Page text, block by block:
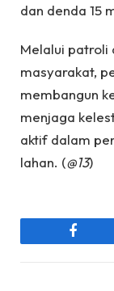
dan denda 15
Melalui patroli
masyarakat,
membangun
menjaga
aktif dalam
lahan. (@13)